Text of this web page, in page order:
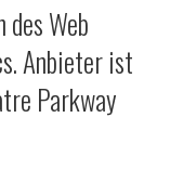
Web
Anbieter ist
Parkway